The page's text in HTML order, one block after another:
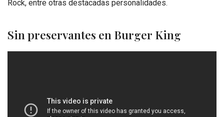
Rock, entre otras destacadas personalidades.
Sin preservantes en Burger King